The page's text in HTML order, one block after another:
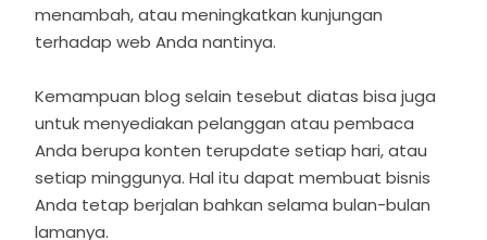
menambah, atau meningkatkan kunjungan
terhadap web Anda nantinya.
Kemampuan blog selain tesebut diatas bisa juga
untuk menyediakan pelanggan atau pembaca
Anda berupa konten terupdate setiap hari, atau
setiap minggunya. Hal itu dapat membuat bisnis
Anda tetap berjalan bahkan selama bulan-bulan
lamanya.